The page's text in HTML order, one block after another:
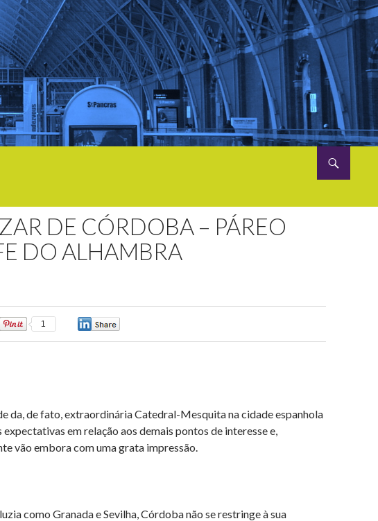
DE CÓRDOBA – PÁREO
DO ALHAMBRA
1
da, de fato, extraordinária Catedral-Mesquita na cidade espanhola
em relação aos demais pontos de interesse e,
vão embora com uma grata impressão.
como Granada e Sevilha, Córdoba não se restringe à sua